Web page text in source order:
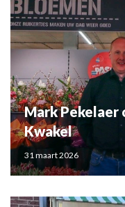
Mark
Kwakel
31 maart 2026